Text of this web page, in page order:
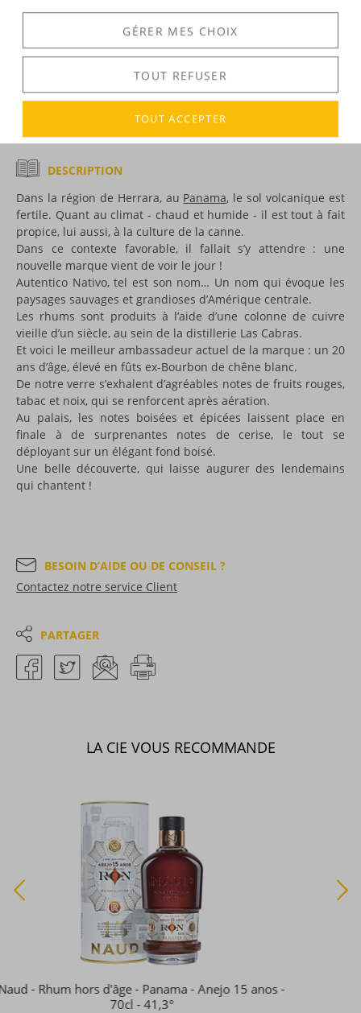
Spirits Competition
Voir tous les produits :Autentico Nativo
DESCRIPTION
Dans la région de Herrara, au Panama, le sol volcanique est
fertile. Quant au climat - chaud et humide - il est tout à fait
propice, lui aussi, à la culture de la canne.
Dans ce contexte favorable, il fallait s’y attendre : une
nouvelle marque vient de voir le jour !
Autentico Nativo, tel est son nom… Un nom qui évoque les
paysages sauvages et grandioses d’Amérique centrale.
Les rhums sont produits à l’aide d’une colonne de cuivre
vieille d’un siècle, au sein de la distillerie Las Cabras.
Et voici le meilleur ambassadeur actuel de la marque : un 20
ans d’âge, élevé en fûts ex-Bourbon de chêne blanc.
De notre verre s’exhalent d’agréables notes de fruits rouges,
tabac et noix, qui se renforcent après aération.
Au palais, les notes boisées et épicées laissent place en
finale à de surprenantes notes de cerise, le tout se
déployant sur un élégant fond boisé.
Une belle découverte, qui laisse augurer des lendemains
qui chantent !
BESOIN D’AIDE OU DE CONSEIL ?
Contactez notre service Client
PARTAGER
LA CIE VOUS RECOMMANDE
Zacapa - Rhum hors d'âge - Gran Reserva - Solera -
70cl - 40°
GÉRER MES CHOIX
TOUT REFUSER
TOUT ACCEPTER